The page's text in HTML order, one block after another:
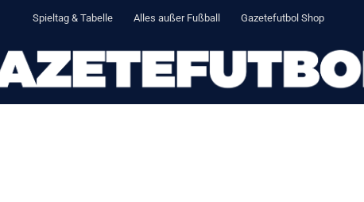
Spieltag & Tabelle Alles außer Fußball Gazetefutbol Shop